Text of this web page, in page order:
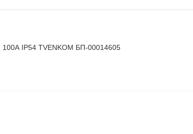
IP54 TVENKOM БП-00014605